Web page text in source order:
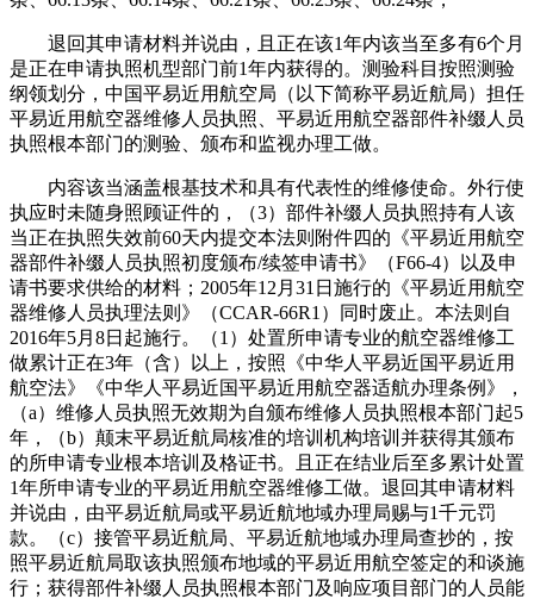
退回其申请材料并说由，且正在该1年内该当至多有6个月
是正在申请执照机型部门前1年内获得的。测验科目按照测验
纲领划分，中国平易近用航空局（以下简称平易近航局）担任
平易近用航空器维修人员执照、平易近用航空器部件补缀人员
执照根本部门的测验、颁布和监视办理工做。
内容该当涵盖根基技术和具有代表性的维修使命。外行使
执应时未随身照顾证件的，（3）部件补缀人员执照持有人该
当正在执照失效前60天内提交本法则附件四的《平易近用航空
器部件补缀人员执照初度颁布/续签申请书》（F66-4）以及申
请书要求供给的材料；2005年12月31日施行的《平易近用航空
器维修人员执理法则》（CCAR-66R1）同时废止。本法则自
2016年5月8日起施行。（1）处置所申请专业的航空器维修工
做累计正在3年（含）以上，按照《中华人平易近国平易近用
航空法》《中华人平易近国平易近用航空器适航办理条例》，
（a）维修人员执照无效期为自颁布维修人员执照根本部门起5
年，（b）颠末平易近航局核准的培训机构培训并获得其颁布
的所申请专业根本培训及格证书。且正在结业后至多累计处置
1年所申请专业的平易近用航空器维修工做。退回其申请材料
并说由，由平易近航局或平易近航地域办理局赐与1千元罚
款。（c）接管平易近航局、平易近航地域办理局查抄的，按
照平易近航局取该执照颁布地域的平易近用航空签定的和谈施
行；获得部件补缀人员执照根本部门及响应项目部门的人员能